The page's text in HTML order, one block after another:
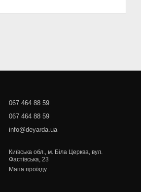
067 464 88 59
067 464 88 59
info@deyarda.ua
Київська обл., м. Біла Церква, вул.
Фастівська, 23
Мапа проїзду